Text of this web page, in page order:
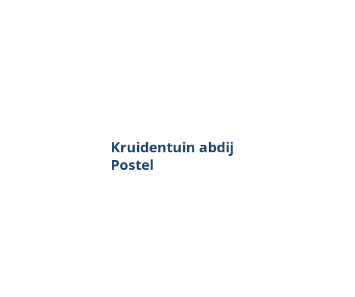
Kruidentuin abdij
Postel